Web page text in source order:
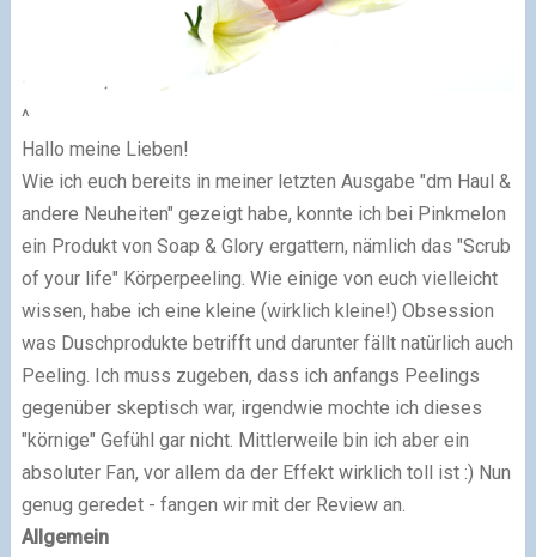
^
Hallo meine Lieben!
Wie ich euch bereits in meiner letzten Ausgabe "dm Haul &
andere Neuheiten" gezeigt habe, konnte ich bei Pinkmelon
ein Produkt von Soap & Glory ergattern, nämlich das "Scrub
of your life" Körperpeeling. Wie einige von euch vielleicht
wissen, habe ich eine kleine (wirklich kleine!) Obsession
was Duschprodukte betrifft und darunter fällt natürlich auch
Peeling. Ich muss zugeben, dass ich anfangs Peelings
gegenüber skeptisch war, irgendwie mochte ich dieses
"körnige" Gefühl gar nicht. Mittlerweile bin ich aber ein
absoluter Fan, vor allem da der Effekt wirklich toll ist :) Nun
genug geredet - fangen wir mit der Review an.
Allgemein